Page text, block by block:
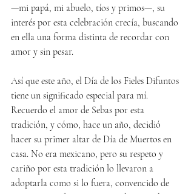
—mi papá, mi abuelo, tíos y primos—, su
interés por esta celebración crecía, buscando
en ella una forma distinta de recordar con
amor y sin pesar.
Así que este año, el Día de los Fieles Difuntos
tiene un significado especial para mí.
Recuerdo el amor de Sebas por esta
tradición, y cómo, hace un año, decidió
hacer su primer altar de Día de Muertos en
casa. No era mexicano, pero su respeto y
cariño por esta tradición lo llevaron a
adoptarla como si lo fuera, convencido de